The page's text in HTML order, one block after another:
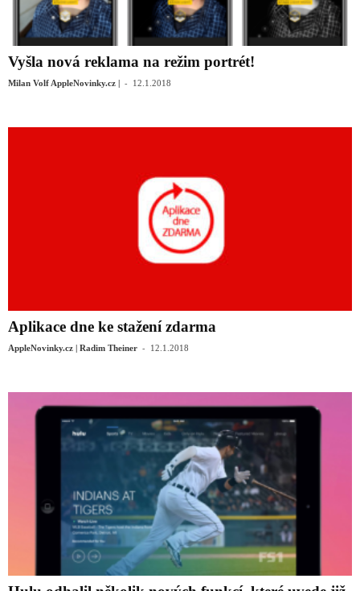
Vyšla nová reklama na režim portrét!
Milan Volf AppleNovinky.cz | - 12.1.2018
Aplikace dne ke stažení zdarma
AppleNovinky.cz | Radim Theiner - 12.1.2018